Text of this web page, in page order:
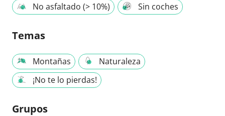
No asfaltado (> 10%)
Sin coches
Temas
Montañas
Naturaleza
¡No te lo pierdas!
Grupos